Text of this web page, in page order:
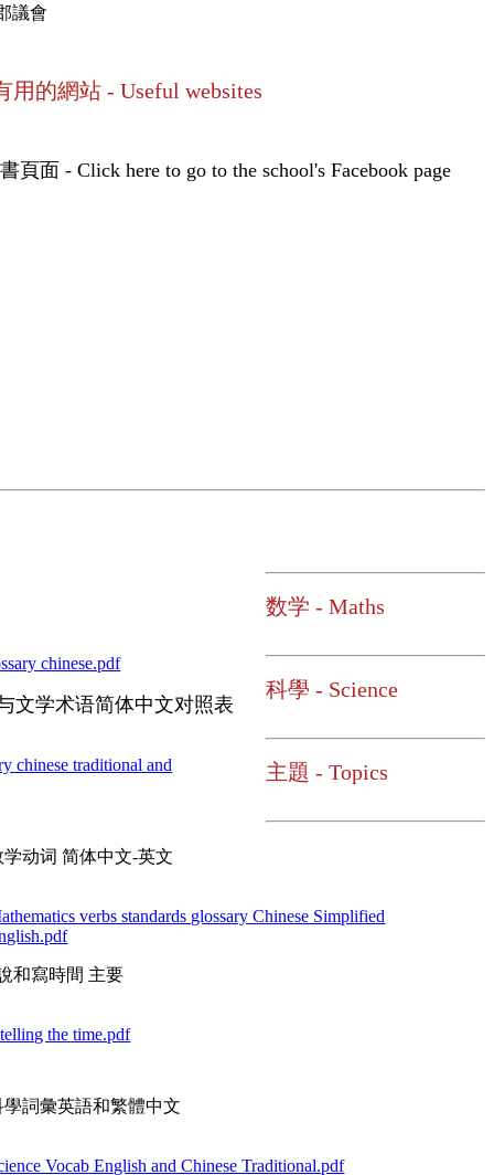
議會
用的網站 - Useful websites
面 - Click here to go to the school's Facebook page
chinese.pdf
文学术语简体中文对照表
chinese traditional and
数学 - Maths
学动词 简体中文-英文
verbs standards glossary Chinese Simplified
和寫時間 主要
the time.pdf
科學 - Science
學詞彙英語和繁體中文
Vocab English and Chinese Traditional.pdf
主題 - Topics